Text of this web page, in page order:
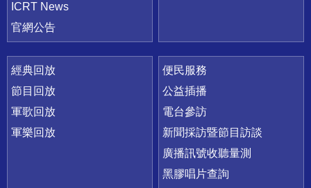
ICRT News
官網公告
經典回放
節目回放
軍歌回放
軍樂回放
便民服務
公益插播
電台參訪
新聞採訪暨節目訪談
廣播訊號收聽量測
黑膠唱片查詢